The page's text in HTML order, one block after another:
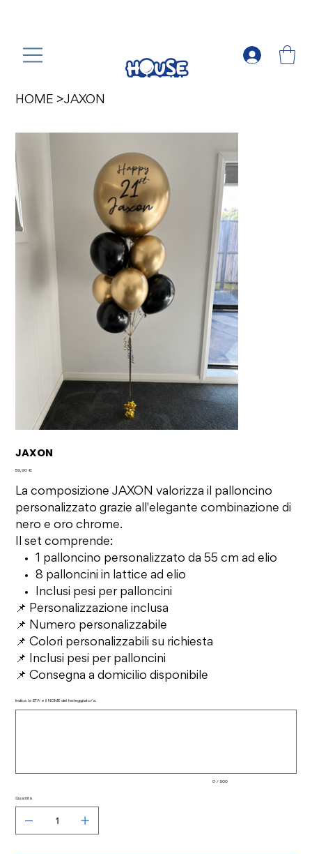
HOME >JAXON
JAXON
Prezzo
59,90 €
La composizione JAXON valorizza il palloncino
personalizzato grazie all'elegante combinazione di
nero e oro chrome.
Il set comprende:
1 palloncino personalizzato da 55 cm ad elio
8 palloncini in lattice ad elio
Inclusi pesi per palloncini
📌 Personalizzazione inclusa
📌 Numero personalizzabile
📌 Colori personalizzabili su richiesta
📌 Inclusi pesi per palloncini
📌 Consegna a domicilio disponibile
Indica la ETA' e il NOME del festeggiato/a.
0 / 500
Quantità